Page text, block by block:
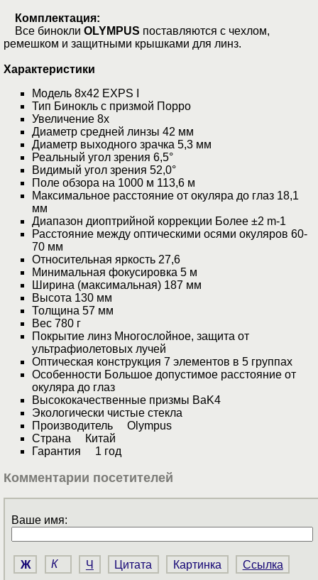
Комплектация:
Все бинокли OLYMPUS поставляются с чехлом,
ремешком и защитными крышками для линз.
Характеристики
Модель 8x42 EXPS I
Тип Бинокль с призмой Порро
Увеличение 8х
Диаметр средней линзы 42 мм
Диаметр выходного зрачка 5,3 мм
Реальный угол зрения 6,5°
Видимый угол зрения 52,0°
Поле обзора на 1000 м 113,6 м
Максимальное расстояние от окуляра до глаз 18,1
мм
Диапазон диоптрийной коррекции Более ±2 m-1
Расстояние между оптическими осями окуляров 60-
70 мм
Относительная яркость 27,6
Минимальная фокусировка 5 м
Ширина (максимальная) 187 мм
Высота 130 мм
Толщина 57 мм
Вес 780 г
Покрытие линз Многослойное, защита от
ультрафиолетовых лучей
Оптическая конструкция 7 элементов в 5 группах
Особенности Большое допустимое расстояние от
окуляра до глаз
Высококачественные призмы BaK4
Экологически чистые стекла
Производитель Olympus
Страна Китай
Гарантия 1 год
Комментарии посетителей
Ваше имя:
Ж К Ч Цитата Картинка Ссылка